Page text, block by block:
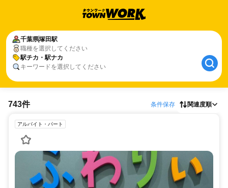
千葉県塚田駅
職種を選択してください
駅チカ・駅ナカ
キーワードを選択してください
743件 条件保存 関連度順
アルバイト・パート